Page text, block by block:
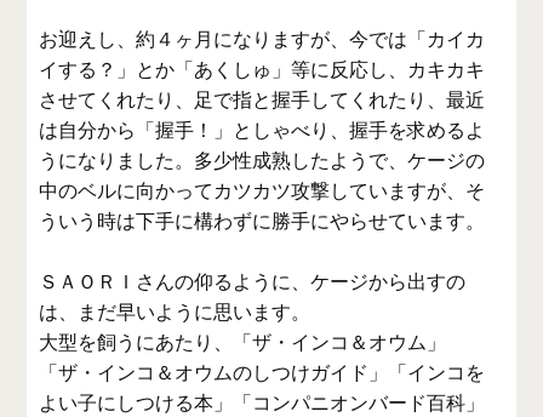
お迎えし、約４ヶ月になりますが、今では「カイカ
イする？」とか「あくしゅ」等に反応し、カキカキ
させてくれたり、足で指と握手してくれたり、最近
は自分から「握手！」としゃべり、握手を求めるよ
うになりました。多少性成熟したようで、ケージの
中のベルに向かってカツカツ攻撃していますが、そ
ういう時は下手に構わずに勝手にやらせています。
ＳＡＯＲＩさんの仰るように、ケージから出すの
は、まだ早いように思います。
大型を飼うにあたり、「ザ・インコ＆オウム」
「ザ・インコ＆オウムのしつけガイド」「インコを
よい子にしつける本」「コンパニオンバード百科」